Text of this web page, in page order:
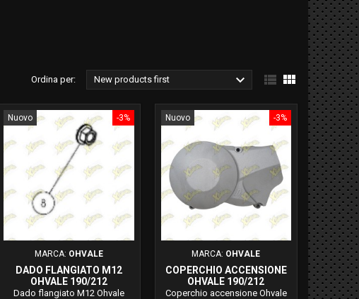
Ordina per: New products first   
-3%
Nuovo
MARCA: OHVALE
DADO FLANGIATO M12
OHVALE 190/212
01.SD.1108.L
Dado flangiato M12 Ohvale
-3%
Nuovo
MARCA: OHVALE
COPERCHIO ACCENSIONE
OHVALE 190/212
01.SD.1106.L
Coperchio accensione Ohvale